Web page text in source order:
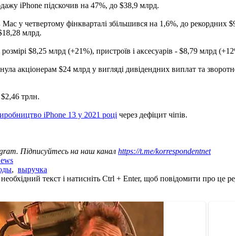
iPhone підскочив на 47%, до $38,9 млрд.
у четвертому фінкварталі збільшився на 1,6%, до
млрд.
$8,25 млрд (+21%), пристроїв і аксесуарів - $8,79 млрд
акціонерам $24 млрд у вигляді дивідендних виплат та
$2,46 трлн.
iPhone 13 у 2021 році через дефіцит чіпів.
Підписуйтесь на наш канал https://t.me/korrespondentnet
, выручка
текст і натисніть Ctrl + Enter, щоб повідомити про це